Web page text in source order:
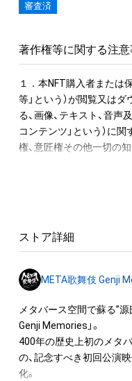
会社より一次購入者様の
式会社より提供されたメ
一切使用致しません。 出
た場合であっても、松竹
すので何卒ご容赦くださ
＝＝＝＝＝＝＝＝＝＝＝
トにお答えいただいた方
ゼント致します。
特典仕様：サイズ　約
※ 2022年5月31日（火）
ンケートご回答は対象外
＝＝非売品ポストカード
・非売品ポストカードは
者以降は作品のみのご購
・非売品ポストカードを
審査済
著作権等に関する注
１．本NFT購入者または
等」という）が閲覧又は
る、画像、テキスト、音声
コンテンツ」という）に関
権、意匠権その他一切の
が、これらの範囲を超え
①本コンテンツを私的に
②本NFTを第三者に譲渡す
③本コンテンツの全部ま
SNSアカウントのプロフ
３．松竹株式会社は本
目及び法的性質を問わず、
ストア詳細
META歌舞伎 Genji
メタバース空間で蘇る”
Genji Memories」。
400年の歴史上初のメタ
の、記念すべき初回公演
化。